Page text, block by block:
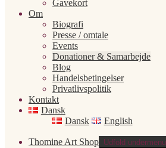
Gavekort
Om
Biografi
Presse / omtale
Events
Donationer & Samarbejde
Blog
Handelsbetingelser
Privatlivspolitik
Kontakt
Dansk
Dansk
English
Thomine Art Shop Udfold undermenu